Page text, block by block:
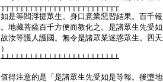
┬┬┬┬┬┬┬┬┬┬┬┬┬┬┬┬┬┬┬┬┬┬┬┬┬
如是等閻浮提眾生。身口意業惡習結果。百千
。地藏菩薩百千方便而教化之。是諸眾生先受
故汝等護人護國。無令是諸眾業迷惑眾生。四
）
┴┴┴┴┴┴┴┴┴┴┴┴┴┴┴┴┴┴┴┴┴┴┴┴┴
值得注意的是「是諸眾生先受如是等報。後墮